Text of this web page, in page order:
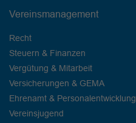
Vereinsmanagement
Recht
Steuern & Finanzen
Vergütung & Mitarbeit
Versicherungen & GEMA
Ehrenamt & Personalentwicklung
Vereinsjugend